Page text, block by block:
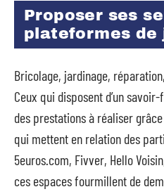
Proposer ses
plateformes de
Bricolage, jardinage,
Ceux qui disposent d’un
des prestations à réaliser
qui mettent en relation des
5euros.com, Fivver, Hello
ces espaces fourmillent de